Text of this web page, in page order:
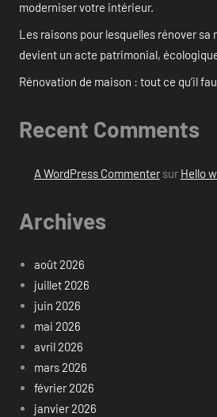
moderniser votre intérieur.
Les raisons pour lesquelles rénover sa
devient un acte patrimonial,
Rénovation de maison : tout ce qu’il
Recent Comments
A WordPress Commentersur Hello
Archives
août 2026
juillet 2026
juin 2026
mai 2026
avril 2026
mars 2026
février 2026
janvier 2026